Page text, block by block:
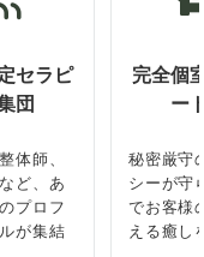
セラピ
団
体師、
ど、あ
プロフ
が集結
完全個
ー
秘密厳守
シーが守
でお客様
える癒し